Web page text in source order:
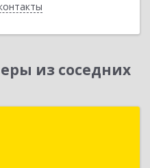
из соседних
край, Пятигорск г,